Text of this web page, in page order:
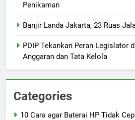
Penikaman
Banjir Landa Jakarta, 23 Ruas
PDIP Tekankan Peran Legislator
Anggaran dan Tata Kelola
Categories
10 Cara agar Baterai HP Tidak